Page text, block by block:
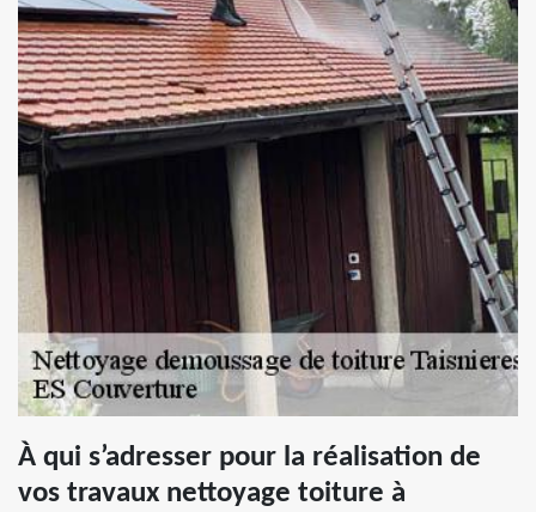
À qui s’adresser pour la réalisation de
vos travaux nettoyage toiture à